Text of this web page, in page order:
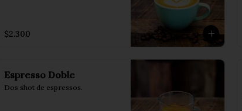
$2.300
Espresso Doble
Dos shot de espressos.